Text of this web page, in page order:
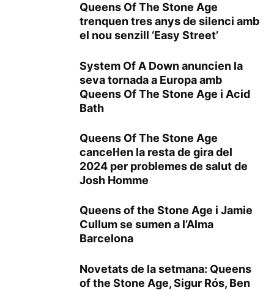
Queens Of The Stone Age
trenquen tres anys de silenci amb
el nou senzill ‘Easy Street’
System Of A Down anuncien la
seva tornada a Europa amb
Queens Of The Stone Age i Acid
Bath
Queens Of The Stone Age
cancel·len la resta de gira del
2024 per problemes de salut de
Josh Homme
Queens of the Stone Age i Jamie
Cullum se sumen a l’Alma
Barcelona
Novetats de la setmana: Queens
of the Stone Age, Sigur Rós, Ben